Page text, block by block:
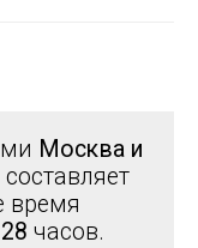
Москва и
время
часов.